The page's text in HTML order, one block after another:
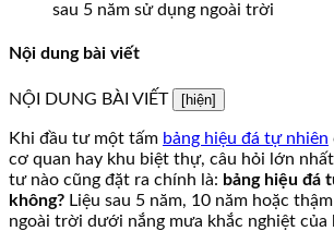
sau 5 năm sử dụng ngoài trời
Nội dung bài viết
NỘI DUNG BÀI VIẾT [hiện]
Khi đầu tư một tấm bảng hiệu đá tự nhiên
cơ quan hay khu biệt thự, câu hỏi lớn
tư nào cũng đặt ra chính là: bảng hiệu đá
không? Liệu sau 5 năm, 10 năm hoặc
ngoài trời dưới nắng mưa khắc nghiệt của